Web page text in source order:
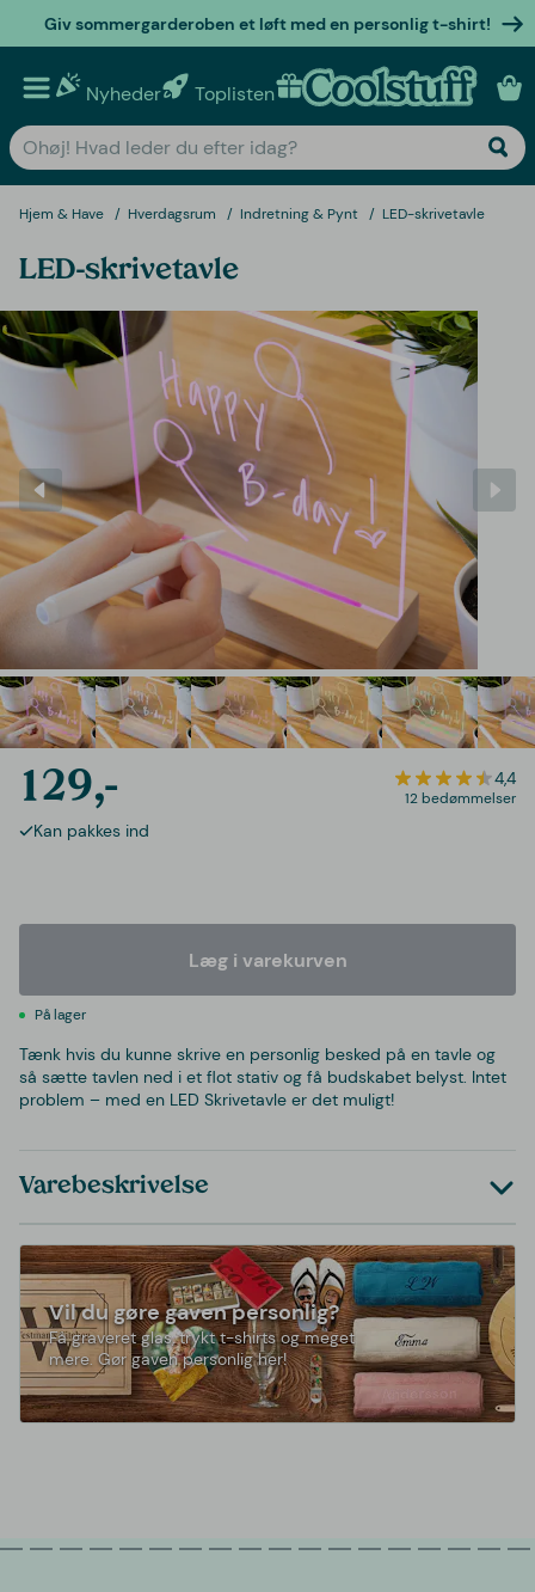
Giv sommergarderoben et løft med en personlig t-shirt!
Nyheder Toplisten Personlige gaver
Hjem & Have Hverdagsrum Indretning & Pynt LED-skrivetavle
LED-skrivetavle
129,- 4,4
12 bedømmelser
Kan pakkes ind
Læg i varekurven
På lager
Tænk hvis du kunne skrive en personlig besked på en tavle og
så sætte tavlen ned i et flot stativ og få budskabet belyst. Intet
problem – med en LED Skrivetavle er det muligt!
Varebeskrivelse
Vil du gøre gaven personlig?
Få graveret glas, trykt t-shirts og meget
mere. Gør gaven personlig her!